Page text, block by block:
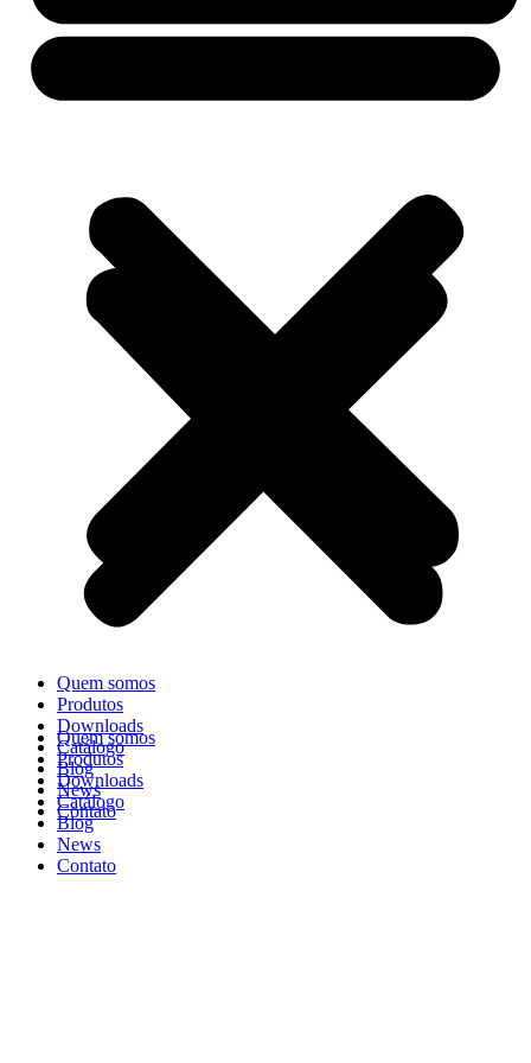
Quem somos
Produtos
Downloads
Catálogo
Blog
News
Contato
Quem somos
Produtos
Downloads
Catálogo
Blog
News
Contato